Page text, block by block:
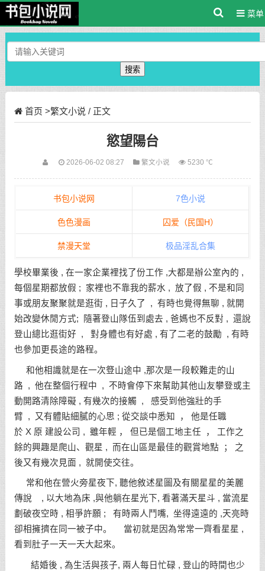
菜单
搜索
首页 >繁文小说 / 正文
慾望陽台
2026-06-02 08:27 繁文小说 5230 ℃
书包小说网 7色小说
色色漫画 囚爱（民国H）
禁漫天堂 极品淫乱合集
學校畢業後 , 在一家企業裡找了份工作 ,大都是辦公室內的 ,
每個星期都放假 ; 家裡也不靠我的薪水 , 放了假 , 不是和同
事或朋友聚聚就是逛街 , 日子久了 , 有時也覺得無聊 , 就開
始改變休閒方式; 隨著登山隊伍到處去 , 爸媽也不反對 , 還說
登山總比逛街好 , 對身體也有好處 , 有了二老的鼓勵 , 有時
也參加更長途的路程。
和他相識就是在一次豋山途中 ,那次是一段較難走的山
路 , 他在整個行程中 , 不時會停下來幫助其他山友攀登或主
動開路清除障礙 , 有幾次的接觸 , 感受到他強壯的手
臂 , 又有體貼細膩的心思 ; 從交談中悉知 ， 他是任職
於 X 原 建設公司 , 雖年輕 ， 但已是個工地主任 ， 工作之
餘的興趣是爬山、觀星 , 而在山區是最佳的觀賞地點 ； 之
後又有幾次見面 , 就開使交往。
常和他在營火旁星夜下, 聽他敘述星圖及有關星星的美麗
傳說 , 以大地為床 ,與他躺在星光下, 看著滿天星斗 , 當流星
劃破夜空時 , 相爭許願 ; 有時兩人鬥嘴, 坐得遠遠的 ,天亮時
卻相擁擠在同一被子中。 當初就是因為常常一齊看星星 ,
看到肚子一天一天大起來。
結婚後 , 為生活與孩子, 兩人每日忙碌 , 登山的時間也少